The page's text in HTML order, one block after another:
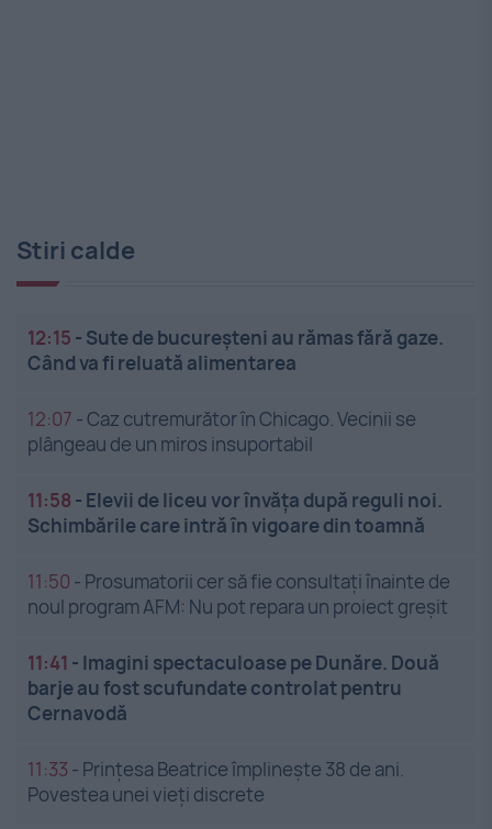
Stiri calde
12:15 - Sute de bucureșteni au rămas fără gaze.
Când va fi reluată alimentarea
12:07 -Caz cutremurător în Chicago. Vecinii se
plângeau de un miros insuportabil
11:58 - Elevii de liceu vor învăța după reguli noi.
Schimbările care intră în vigoare din toamnă
11:50 - Prosumatorii cer să fie consultați înainte de
noul program AFM: Nu pot repara un proiect greșit
11:41 - Imagini spectaculoase pe Dunăre. Două
barje au fost scufundate controlat pentru
Cernavodă
11:33 - Prințesa Beatrice împlinește 38 de ani.
Povestea unei vieți discrete